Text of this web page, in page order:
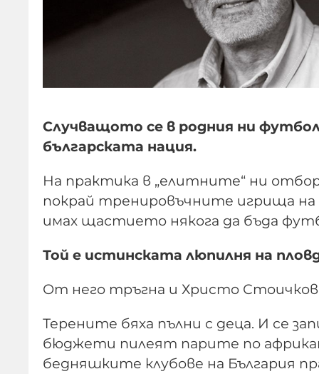
Случващото се в родния ни
българската нация.
На практика в „елитните“ ни
покрай тренировъчните игрища на
имах щастието някога да бъда
Той е истинската люпилня на
От него тръгна и Христо
Терените бяха пълни с деца. И се
бюджети пилеят парите по
бедняшките клубове на България